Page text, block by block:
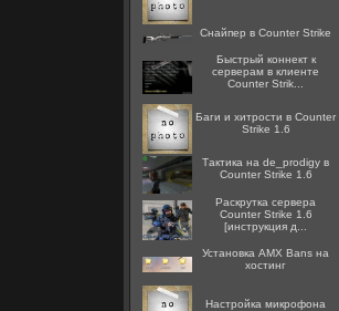
Снайпер в Counter Strike
Быстрый коннект к
серверам в клиенте
Counter Strik...
Баги и хитрости в Counter
Strike 1.6
Тактика на de_prodigy в
Counter Strike 1.6
Раскрутка сервера
Counter Strike 1.6
[инструкция д...
Установка AMX Bans на
хостинг
Настройка микрофона